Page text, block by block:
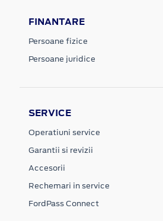
FINANTARE
Persoane fizice
Persoane juridice
SERVICE
Operatiuni service
Garantii si revizii
Accesorii
Rechemari in service
FordPass Connect